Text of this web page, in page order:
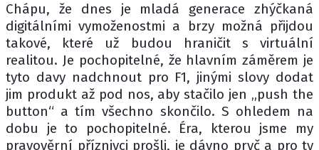
Chápu, že dnes je mladá generace zhýčkaná
digitálními vymoženostmi a brzy možná přijdou
takové, které už budou hraničit s virtuální
realitou. Je pochopitelné, že hlavním záměrem je
tyto davy nadchnout pro F1, jinými slovy dodat
jim produkt až pod nos, aby stačilo jen „push the
button“ a tím všechno skončilo. S ohledem na
dobu je to pochopitelné. Éra, kterou jsme my
pravověrní příznivci prošli, je dávno pryč a pro ty